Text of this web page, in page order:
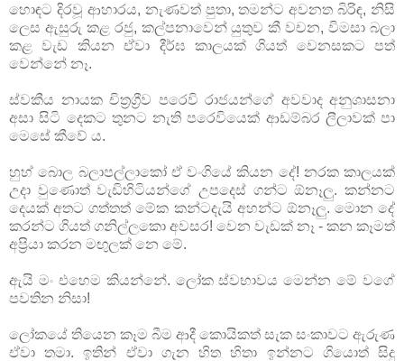
හොඳට දිරවූ ආහාරය, නැණවත් පුතා, තමන්ට අවනත බිරිඳ, නිසි
ලෙස ඇසුරු කළ රජු, කල්පනාවෙන් යුතුව කී වචන, විමසා බලා
කළ වැඩ කියන ඒවා දීර්ඝ කාලයක් ගියත් වෙනසකට පත්
වෙන්නේ නෑ.
ස්වකීය නායක චිත්‍රග්‍රීව පරෙවි රාජයන්ගේ අවවාද අනුශාසනා
අසා සිටි දෙකට තුනට නැති පරෙවියෙක් ආඩම්බර ලීලාවක් පා
මෙසේ කීවේ ය.
හුහ් බොල බලාපල්ලාකෝ ඒ වංගියේ කියන දේ! නරක කාලයක්
උදා වුණොත් වැඩිහිටියන්ගේ උපදෙස් ගන්ට ඕනෑලු. කන්නට
දෙයක් අතට ගත්තත් මේක කන්ටදැයි අහන්ට ඕනෑලු. මොන දේ
කරන්ට ගියත් ගනිල්ලකො අවසර! වෙන වැඩක් නෑ - කන කෑමත්
අප්‍රියා කරන මඟුලක් නෙ මේ.
ඇයි මං එහෙම කියන්නේ. ලෝක ස්වභාවය මෙන්න මේ වගේ
පවතින නිසා!
ලෝකයේ තියෙන කෑම බීම ආදී කොයිකත් සැක සංකාවට ඇරුණ
ඒවා තමා. ඉතින් ඒවා ගැන හිත හිතා ඉන්නට ගියොත් සිදු